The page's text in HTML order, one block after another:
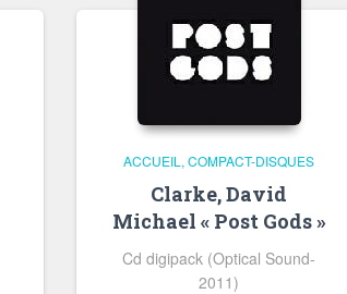
ACCUEIL COMPACT-DISQUES
Clarke, David
Michael « Post Gods »
Cd digipack (Optical Sound-
2011)